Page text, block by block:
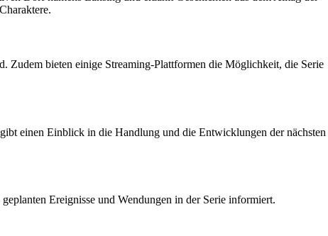
Zudem bieten einige Streaming-Plattformen die Möglichkeit, die Serie
einen Einblick in die Handlung und die Entwicklungen der nächsten
Ereignisse und Wendungen in der Serie informiert.